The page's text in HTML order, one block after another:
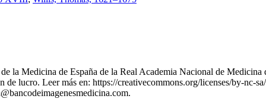
la Medicina de España de la Real Academia Nacional de Medicina
lucro. Leer más en: https://creativecommons.org/licenses/by-nc-